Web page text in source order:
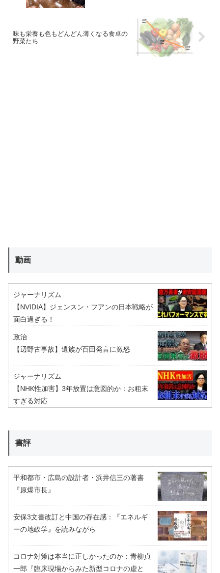
味も栄養も色もどんどん薄くなる食卓の
野菜たち
動画
ジャーナリズム
【NVIDIA】ジェンスン・フアンの日本戦略が
面白過ぎる！
政治
【辺野古事故】遺族が百田発言に激怒
ジャーナリズム
【NHK性加害】3年放置は意図的か：お粗末
すぎる対応
書評
平和都市・広島の設計者・浜井信三の著書
『原爆市長』
安保3文書改訂と中国の存在感：『エネルギ
ーの地政学』を読みながら
コロナ対策は本当に正しかったのか：青柳貞
一郎『臨床現場からみた新型コロナの虚と